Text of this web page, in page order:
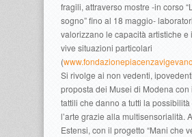
fragili, attraverso mostre -in corso
sogno” fino al 18 maggio-
valorizzano le capacità artistiche e
vive situazioni particolari
(
Si rivolge ai non vedenti,
proposta dei Musei di Modena con
tattili che danno a tutti la
l’arte grazie alla multisensorialità.
Estensi, con il progetto “Mani che